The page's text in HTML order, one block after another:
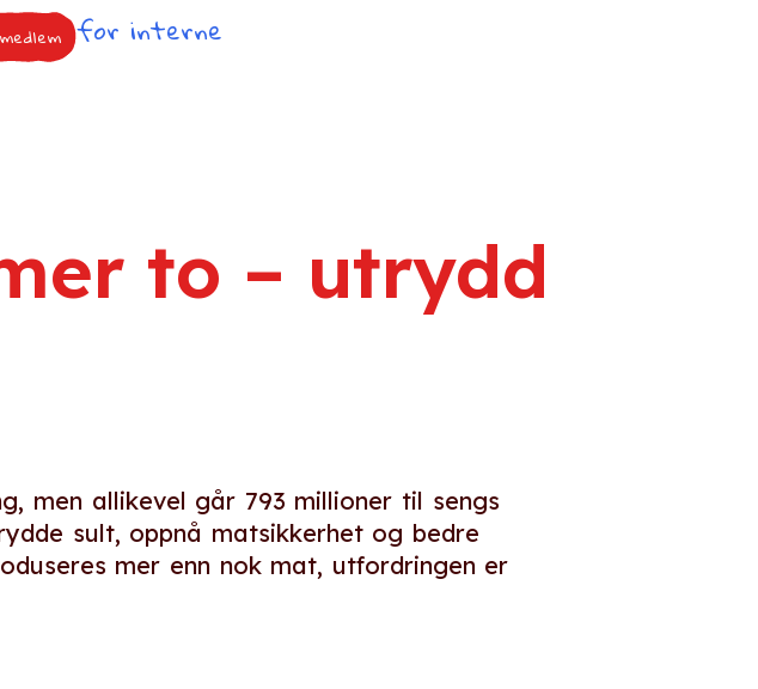
for interne
to – utrydd
men allikevel går 793 millioner til sengs
sult, oppnå matsikkerhet og bedre
mer enn nok mat, utfordringen er